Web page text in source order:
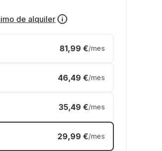
de alquiler
81,99 €/mes
46,49 €/mes
35,49 €/mes
29,99 €/mes